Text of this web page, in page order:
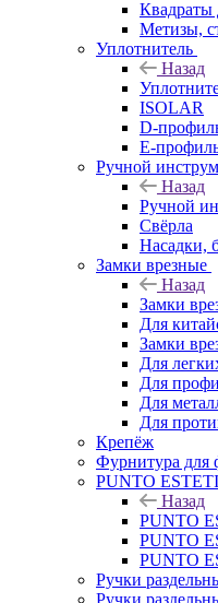
Квадраты
Метизы,
Уплотнитель
Назад
ISOLAR
D-
Е-
Ручной
Назад
Ручной
Свёрла
Насадки,
Замки врезные
Назад
Замки
Для
Замки
Для
Для
Для
Для
Крепёж
Фурнитура для
PUNTO
Назад
PUNTO
PUNTO
PUNTO
Ручки
Ручки